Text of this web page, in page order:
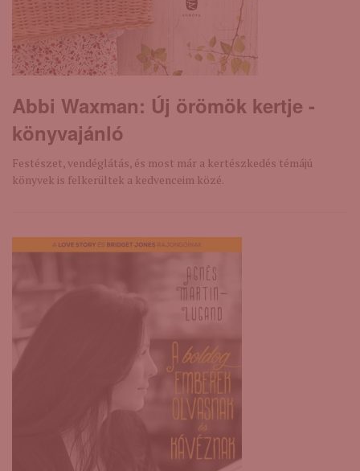
Abbi Waxman: Új ​örömök kertje -
könyvajánló
Festészet, vendéglátás, és most már a kertészkedés témájú
könyvek is felkerültek a kedvenceim közé.